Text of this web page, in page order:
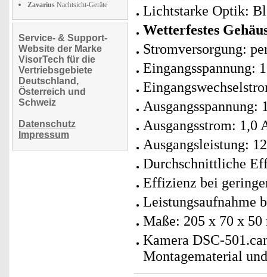
Zavarius Nachtsicht-Geräte
Service- & Support-
Website der Marke
VisorTech für die
Vertriebsgebiete
Deutschland,
Österreich und
Schweiz
Datenschutz
Impressum
Lichtstarke Optik:
Wetterfestes
Stromversorgung:
Eingangsspannung:
Ausgangsspannung:
Ausgangsstrom: 1,0
Ausgangsleistung:
Durchschnittliche
Effizienz bei
Leistungsaufnahme
Maße: 205 x 70 x
Kamera DSC-
Montagematerial